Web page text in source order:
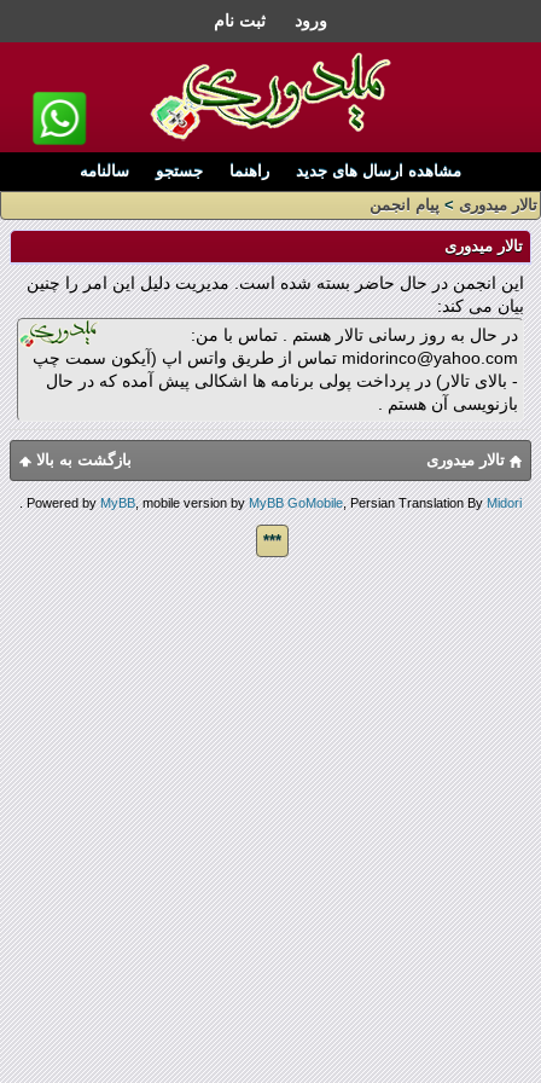
ورود ثبت نام
مشاهده ارسال های جدید راهنما جستجو
سالنامه
تالار میدوری > پیام انجمن
تالار میدوری
این انجمن در حال حاضر بسته شده است. مدیریت دلیل این امر را چنین
بیان می کند:
در حال به روز رسانی تالار هستم . تماس با من:
midorinco@yahoo.com تماس از طریق واتس اپ (آیکون سمت چپ
- بالای تالار) در پرداخت پولی برنامه ها اشکالی پیش آمده که در حال
بازنویسی آن هستم .
بازگشت به بالا تالار میدوری
Powered byMyBB, mobile version byMyBB GoMobile, Persian Translation ByMidori
.
***